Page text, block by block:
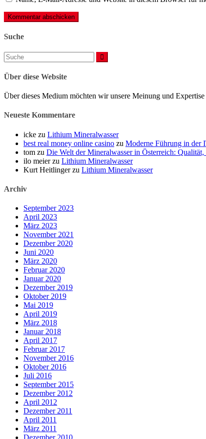
Suche
Suchen
nach:
Über diese Website
Über dieses Medium möchten wir unsere Meinung und
Neueste Kommentare
icke zu Lithium Mineralwasser
best real money online casino zu Moderne Führung in der
tom zu Die Welt der Mineralwasser in Österreich:
ilo meierzu Lithium Mineralwasser
Kurt Heitlingerzu Lithium Mineralwasser
Archiv
September 2023
April 2023
März 2023
November 2021
Dezember 2020
Juni 2020
März 2020
Februar 2020
Januar 2020
Dezember 2019
Oktober 2019
Mai 2019
April 2019
März 2018
Januar 2018
April 2017
Februar 2017
November 2016
Oktober 2016
Juli 2016
September 2015
Dezember 2012
April 2012
Dezember 2011
April 2011
März 2011